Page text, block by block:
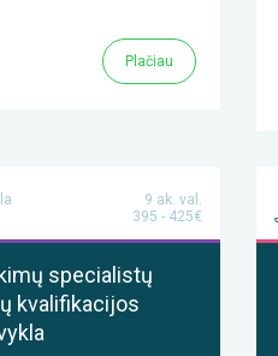
Plačiau
9 ak. val.
395 - 425€
specialistų
kvalifikacijos